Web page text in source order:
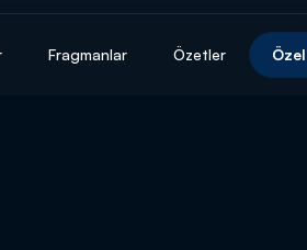
Fragmanlar Özetler